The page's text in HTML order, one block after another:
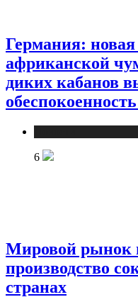
Германия:
африканской
диких кабанов
6
Мировой рынок
производство
странах